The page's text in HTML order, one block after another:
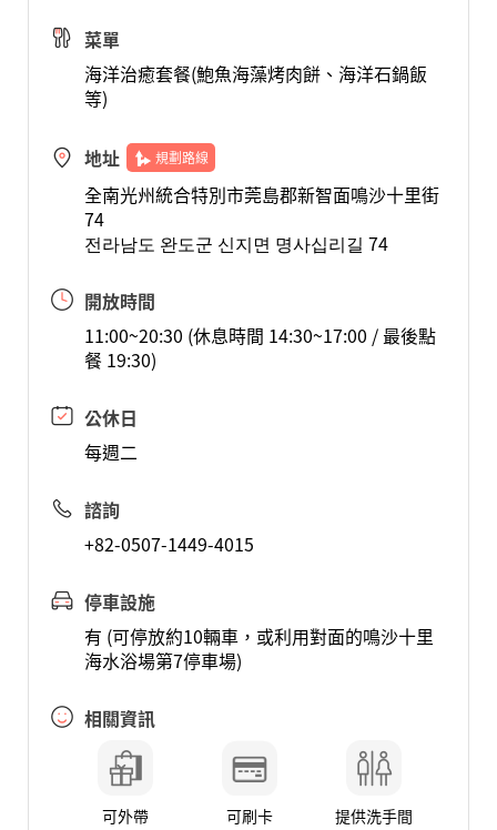
菜單
海洋治癒套餐(鮑魚海藻烤肉餅、海洋石鍋飯
等)
地址 規劃路線
全南光州統合特別市莞島郡新智面鳴沙十里街
74
전라남도 완도군 신지면 명사십리길 74
開放時間
11:00~20:30 (休息時間 14:30~17:00 / 最後點
餐 19:30)
公休日
每週二
諮詢
+82-0507-1449-4015
停車設施
有 (可停放約10輛車，或利用對面的鳴沙十里
海水浴場第7停車場)
相關資訊
可外帶 可刷卡 提供洗手間